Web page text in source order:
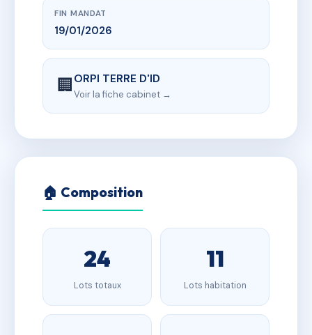
FIN MANDAT
19/01/2026
🏢ORPI TERRE D'ID
Voir la fiche cabinet →
🏠 Composition
24
Lots totaux
11
Lots habitation